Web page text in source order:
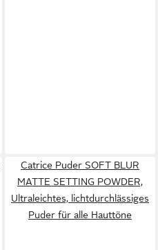
Catrice Puder SOFT BLUR
MATTE SETTING POWDER,
Ultraleichtes, lichtdurchlässiges
Puder für alle Hauttöne